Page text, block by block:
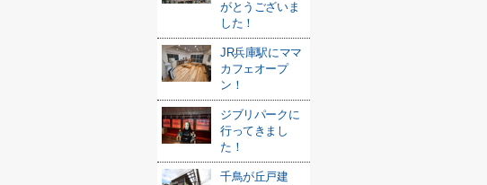
がとうございま
した！
JR兵庫駅にママ
カフェオープ
ン！
ジブリパークに
行ってきまし
た！
千鳥が丘戸建